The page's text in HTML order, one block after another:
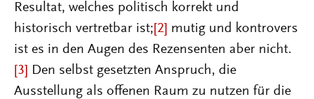
Resultat, welches politisch korrekt und
historisch vertretbar ist; [2] mutig und kontrovers
ist es in den Augen des Rezensenten aber nicht.
[3]
Den selbst gesetzten Anspruch, die
Ausstellung als offenen Raum zu nutzen für die